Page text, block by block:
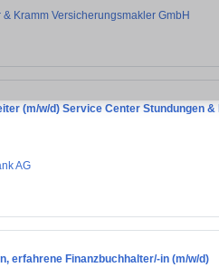
& Kramm Versicherungsmakler GmbH
(m/w/d) Service Center Stundungen
AG
erfahrene Finanzbuchhalter/-in (m/w/d)